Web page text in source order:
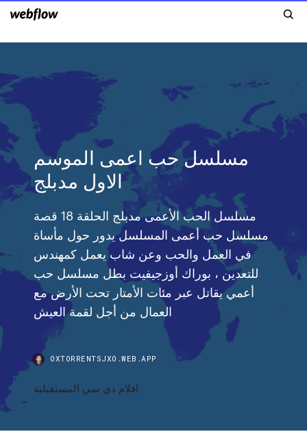
مسلسل حب اعمى الموسم
الاول مدبلج
مسلسل الحب الأعمى مدبلج الحلقة 18 قصة
مسلسل حب أعمى المسلسل يدور حول مأساة
في العمل والحب وعن شاب يعمل كمهندس
للتعدين ، بوراك أوزجيفيت بطل مسلسل حب
أعمي يقاتل عبر مئات الأمتار تحت الأرض مع
العمال من أجل لقمة العيش
OXTORRENTSJXO.WEB.APP
افلام دي سي المستقبلية